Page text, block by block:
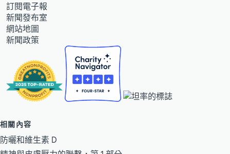
訂閱電子報
新聞發布室
網站地圖
新聞政策
相關內容
防曬和維生素 D